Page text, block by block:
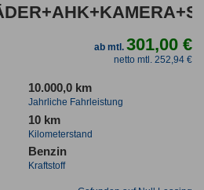
ab mtl.301,00 €
netto mtl. 252,94 €
10.000,0 km
Jahrliche Fahrleistung
10 km
Kilometerstand
Benzin
Kraftstoff